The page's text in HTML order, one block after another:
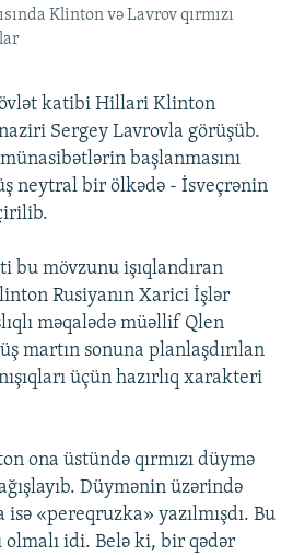
Klinton və Lavrov qırmızı
katibi Hillari Klinton
Sergey Lavrovla görüşüb.
başlanmasını
neytral bir ölkədə - İsveçrənin
bu mövzunu işıqlandıran
Rusiyanın Xarici İşlər
məqalədə müəllif Qlen
martın sonuna planlaşdırılan
üçün hazırlıq xarakteri
ona üstündə qırmızı düymə
Düymənin üzərində
«pereqruzka» yazılmışdı. Bu
olmalı idi. Belə ki, bir qədər